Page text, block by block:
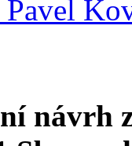
Pavel
návrh